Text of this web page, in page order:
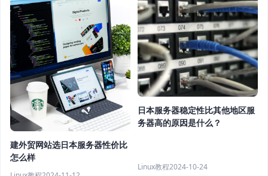
建外贸网站选日本服务器性价比
怎么样
日本服务器稳定性比其他地区服
务器高的原因是什么？
Linux教程2024-10-24